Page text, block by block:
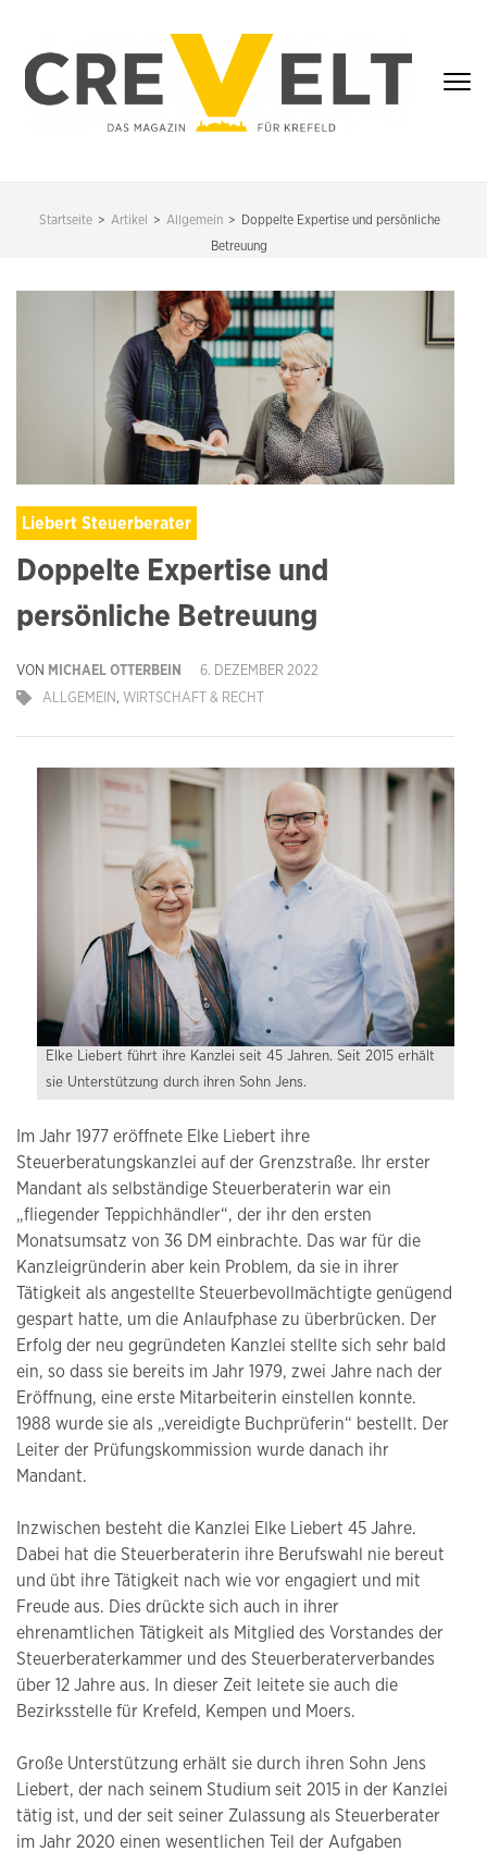
springen
(Enter
KREFELD
Startseite > Artikel > Allgemein >
Doppelte Expertise und persönliche
Betreuung
Liebert Steuerberater
Doppelte Expertise und
persönliche Betreuung
VON MICHAEL OTTERBEIN
6. DEZEMBER 2022
ALLGEMEIN, WIRTSCHAFT & RECHT
Elke Liebert führt ihre Kanzlei seit 45 Jahren. Seit 2015 erhält
sie Unterstützung durch ihren Sohn Jens.
Im Jahr 1977 eröffnete Elke Liebert ihre
Steuerberatungskanzlei auf der Grenzstraße. Ihr erster
Mandant als selbständige Steuerberaterin war ein
„fliegender Teppichhändler“, der ihr den ersten
Monatsumsatz von 36 DM einbrachte. Das war für die
Kanzleigründerin aber kein Problem, da sie in ihrer
Tätigkeit als angestellte Steuerbevollmächtigte genügend
gespart hatte, um die Anlaufphase zu überbrücken. Der
Erfolg der neu gegründeten Kanzlei stellte sich sehr bald
ein, so dass sie bereits im Jahr 1979, zwei Jahre nach der
Eröffnung, eine erste Mitarbeiterin einstellen konnte.
1988 wurde sie als „vereidigte Buchprüferin“ bestellt. Der
Leiter der Prüfungskommission wurde danach ihr
Mandant.
Inzwischen besteht die Kanzlei Elke Liebert 45 Jahre.
Dabei hat die Steuerberaterin ihre Berufswahl nie bereut
und übt ihre Tätigkeit nach wie vor engagiert und mit
Freude aus. Dies drückte sich auch in ihrer
ehrenamtlichen Tätigkeit als Mitglied des Vorstandes der
Steuerberaterkammer und des Steuerberaterverbandes
über 12 Jahre aus. In dieser Zeit leitete sie auch die
Bezirksstelle für Krefeld, Kempen und Moers.
Große Unterstützung erhält sie durch ihren Sohn Jens
Liebert, der nach seinem Studium seit 2015 in der Kanzlei
tätig ist, und der seit seiner Zulassung als Steuerberater
im Jahr 2020 einen wesentlichen Teil der Aufgaben